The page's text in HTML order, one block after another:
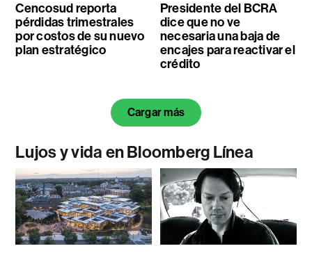
Cencosud reporta
pérdidas trimestrales
por costos de su nuevo
plan estratégico
Presidente del BCRA
dice que no ve
necesaria una baja de
encajes para reactivar el
crédito
Cargar más
Lujos y vida en Bloomberg Línea